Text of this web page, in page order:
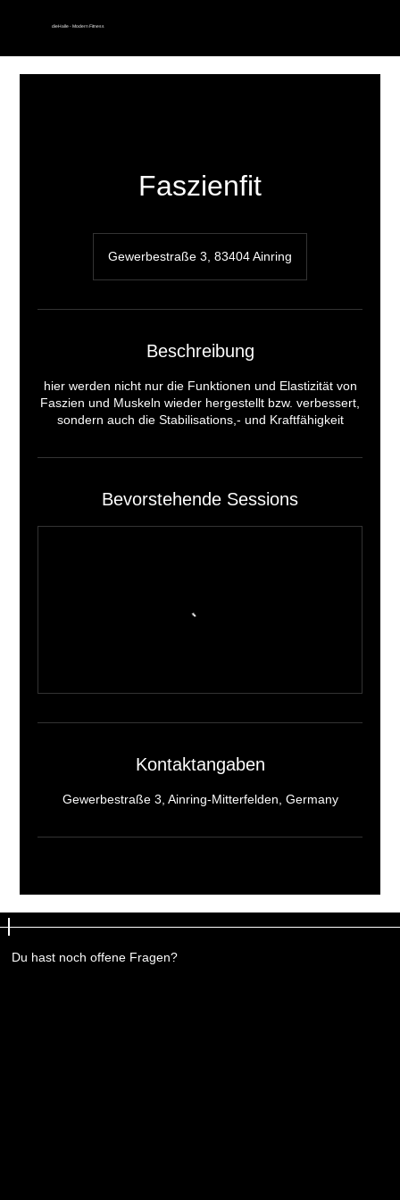
dieHalle - Modern Fitness
Faszienfit
Gewerbestraße 3, 83404 Ainring
Beschreibung
hier werden nicht nur die Funktionen und Elastizität von
Faszien und Muskeln wieder hergestellt bzw. verbessert,
sondern auch die Stabilisations,- und Kraftfähigkeit
Bevorstehende Sessions
Kontaktangaben
Gewerbestraße 3, Ainring-Mitterfelden, Germany
Du hast noch offene Fragen?
Du hast noch offene Fragen?